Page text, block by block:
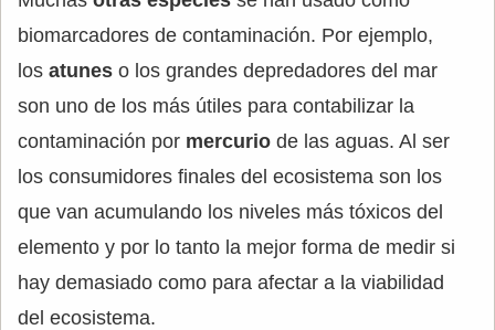
biomarcadores de contaminación. Por ejemplo,
los atunes o los grandes depredadores del mar
son uno de los más útiles para contabilizar la
contaminación por mercurio de las aguas. Al ser
los consumidores finales del ecosistema son los
que van acumulando los niveles más tóxicos del
elemento y por lo tanto la mejor forma de medir si
hay demasiado como para afectar a la viabilidad
del ecosistema.